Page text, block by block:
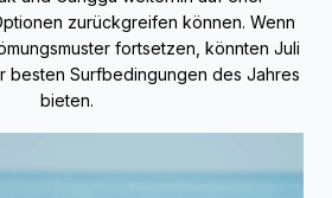
zurückgreifen können. Wenn
fortsetzen, könnten Juli
besten Surfbedingungen des Jahres
bieten.